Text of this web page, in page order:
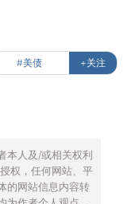
#美债 +关注
本人及/或相关权利
权，任何网站、平
的网站信息内容转